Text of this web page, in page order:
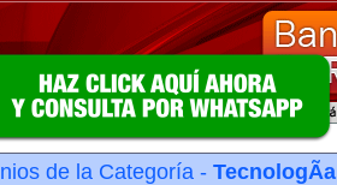
de la Categoría - TecnologÃ­a